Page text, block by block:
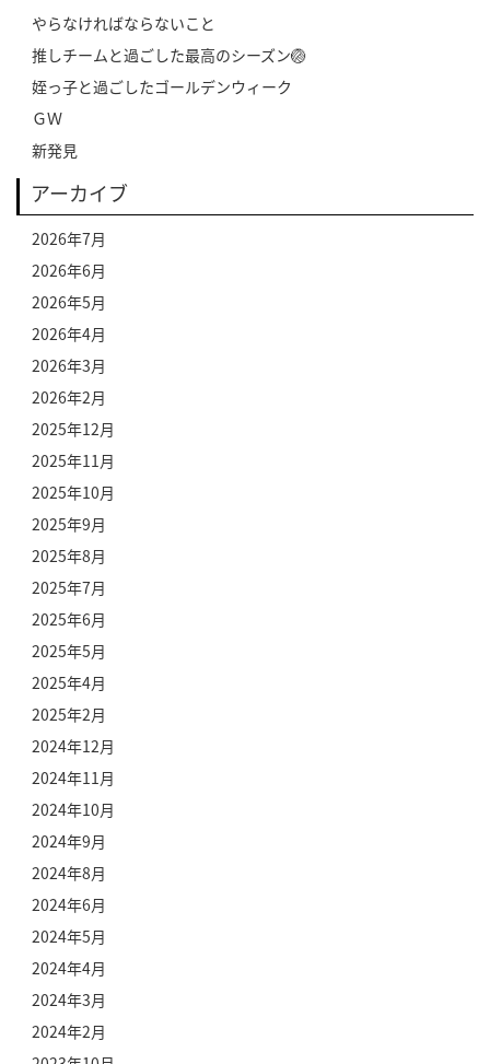
やらなければならないこと
推しチームと過ごした最高のシーズン🏐
姪っ子と過ごしたゴールデンウィーク
ＧＷ
新発見
アーカイブ
2026年7月
2026年6月
2026年5月
2026年4月
2026年3月
2026年2月
2025年12月
2025年11月
2025年10月
2025年9月
2025年8月
2025年7月
2025年6月
2025年5月
2025年4月
2025年2月
2024年12月
2024年11月
2024年10月
2024年9月
2024年8月
2024年6月
2024年5月
2024年4月
2024年3月
2024年2月